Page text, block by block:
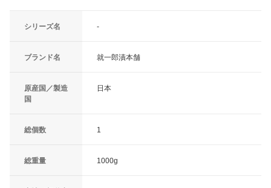
シリーズ名 -
ブランド名 就一郎漬本舗
原産国／製造
国
日本
総個数 1
総重量 1000g